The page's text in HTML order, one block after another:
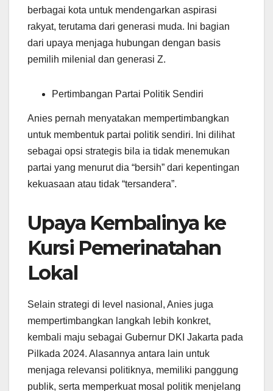
berbagai kota untuk mendengarkan aspirasi
rakyat, terutama dari generasi muda. Ini bagian
dari upaya menjaga hubungan dengan basis
pemilih milenial dan generasi Z.
Pertimbangan Partai Politik Sendiri
Anies pernah menyatakan mempertimbangkan
untuk membentuk partai politik sendiri. Ini dilihat
sebagai opsi strategis bila ia tidak menemukan
partai yang menurut dia “bersih” dari kepentingan
kekuasaan atau tidak “tersandera”.
Upaya Kembalinya ke
Kursi Pemerinatahan
Lokal
Selain strategi di level nasional, Anies juga
mempertimbangkan langkah lebih konkret,
kembali maju sebagai Gubernur DKI Jakarta pada
Pilkada 2024. Alasannya antara lain untuk
menjaga relevansi politiknya, memiliki panggung
publik, serta memperkuat mosal politik menjelang